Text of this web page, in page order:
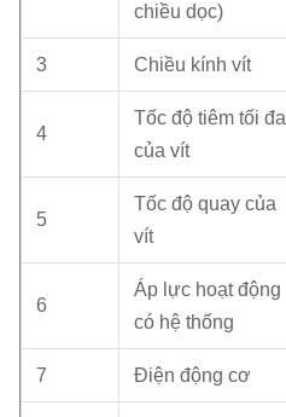
chiều dọc)
3 Chiều kính vít
4
Tốc độ tiêm tối đa
của vít
5
Tốc độ quay của
vít
6
Áp lực hoạt động
có hệ thống
7 Điện động cơ